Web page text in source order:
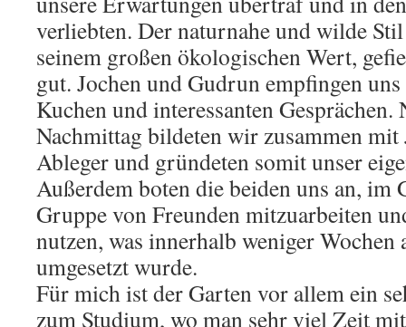
verliebten. Der naturnahe und wilde
seinem großen ökologischen Wert,
gut. Jochen und Gudrun empfingen
Kuchen und interessanten Gesprächen.
Nachmittag bildeten wir zusammen mit
Ableger und gründeten somit unser
Außerdem boten die beiden uns an, im
Gruppe von Freunden mitzuarbeiten
nutzen, was innerhalb weniger Wochen
umgesetzt wurde.
Für mich ist der Garten vor allem ein
zum Studium, wo man sehr viel Zeit